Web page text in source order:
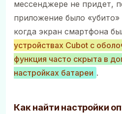
мессенджере не придет,
приложение было
когда экран смартфона
устройствах Cubot с
функция часто скрыта в
настройках батареи .
Как найти настройки